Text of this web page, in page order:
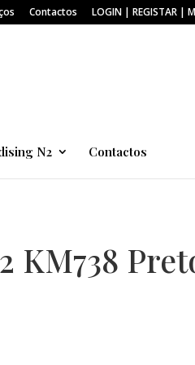
Contactos LOGIN | REGISTAR |
N2 Contactos
KM738